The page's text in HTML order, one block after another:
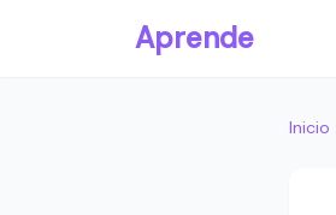
Aprende
Inicio